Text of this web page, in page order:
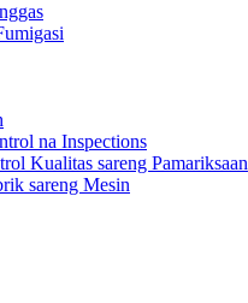
na Inspections
Kualitas sareng Pamariksaan
sareng Mesin